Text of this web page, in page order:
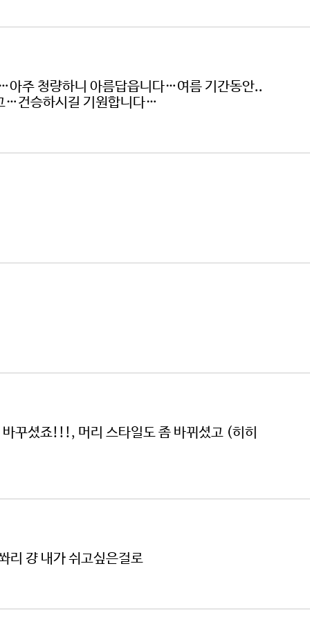
주 청량하니 아름답읍니다…여름 기간동안..
…건승하시길 기원합니다…
꾸셨죠!!!, 머리 스타일도 좀 바뀌셨고 (히히
리 걍 내가 쉬고싶은걸로